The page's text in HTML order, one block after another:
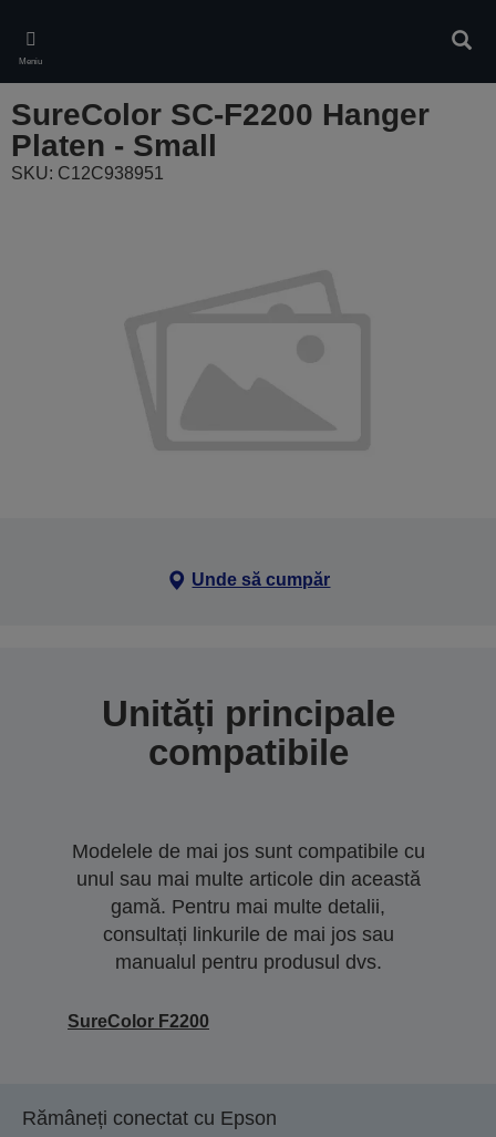
main
content
Meniu
SureColor SC-F2200 Hanger
Platen - Small
SKU: C12C938951
Unde să cumpăr
Unități principale
compatibile
Modelele de mai jos sunt compatibile cu
unul sau mai multe articole din această
gamă. Pentru mai multe detalii,
consultați linkurile de mai jos sau
manualul pentru produsul dvs.
SureColor F2200
Rămâneți conectat cu Epson